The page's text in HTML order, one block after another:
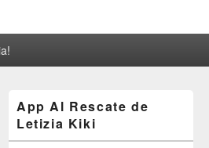
área
widget
App Al Rescate de
Letizia Kiki